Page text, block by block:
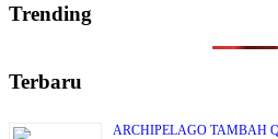
Trending
Terbaru
ARCHIPELAGO TAMBAH